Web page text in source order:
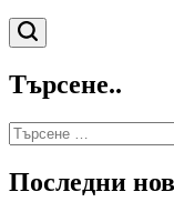
Търсене
Търсене..
Търсене
за:
Последни